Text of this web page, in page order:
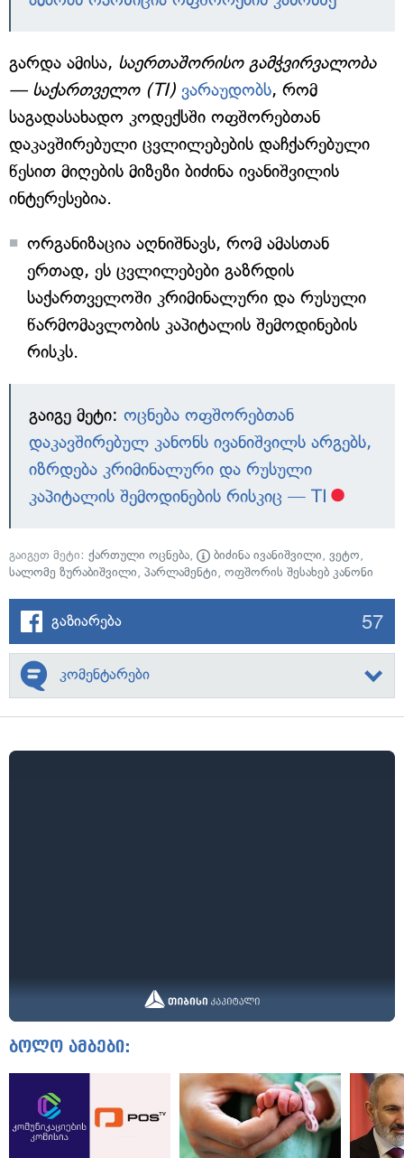
გარდა ამისა, საერთაშორისო გამჭვირვალობა
— საქართველო (TI) ვარაუდობს, რომ
საგადასახადო კოდექსში ოფშორებთან
დაკავშირებული ცვლილებების დაჩქარებული
წესით მიღების მიზეზი ბიძინა ივანიშვილის
ინტერესებია.
ორგანიზაცია აღნიშნავს, რომ ამასთან
ერთად, ეს ცვლილებები გაზრდის
საქართველოში კრიმინალური და რუსული
წარმომავლობის კაპიტალის შემოდინების
რისკს.
გაიგე მეტი: ოცნება ოფშორებთან
დაკავშირებულ კანონს ივანიშვილს არგებს,
იზრდება კრიმინალური და რუსული
კაპიტალის შემოდინების რისკიც — TI
გაიგეთ მეტი: ქართული ოცნება, ბიძინა ივანიშვილი, ვეტო,
სალომე ზურაბიშვილი, პარლამენტი, ოფშორის შესახებ კანონი
გაზიარება 57
კომენტარები
ბოლო ამბები: